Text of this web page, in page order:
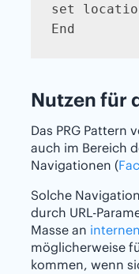
set
End
Nutzen für
Das PRG
auch im Bereich
Navigationen (
Solche
durch URL-
Masse an
möglicherweise
kommen, wenn